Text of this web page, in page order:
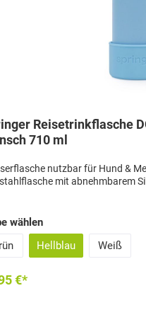
Reisetrinkflasche
710 ml
nutzbar für Hund &
mit abnehmbarem
wählen
Hellblau Weiß
€*